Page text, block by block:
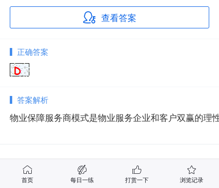
查看答案
正确答案
答案解析
物业保障服务商模式是物业服务企业和客户双赢的
相关试题
首页 每日一练 打赏一下 浏览记录